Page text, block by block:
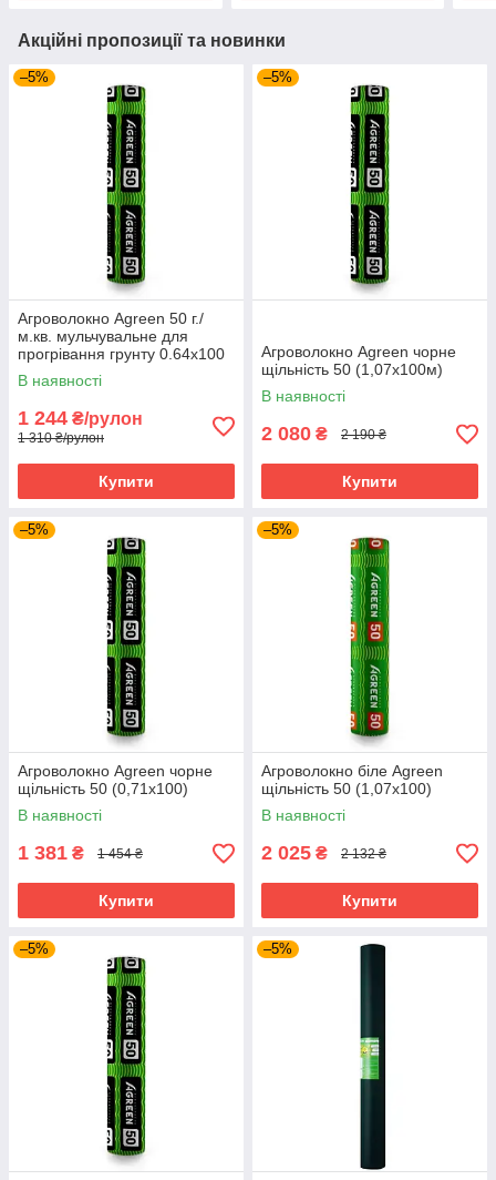
Акційні пропозиції та новинки
–5%
Агроволокно Agreen 50 г./
м.кв. мульчувальне для
прогрівання грунту 0.64х100
м Чорний
В наявності
1 244 ₴/рулон
1 310 ₴/рулон
Купити
–5%
Агроволокно Agreen чорне
щільність 50 (1,07х100м)
В наявності
2 080 ₴ 2 190 ₴
Купити
–5%
Агроволокно Agreen чорне
щільність 50 (0,71х100)
В наявності
1 381 ₴ 1 454 ₴
Купити
–5%
Агроволокно біле Agreen
щільність 50 (1,07х100)
В наявності
2 025 ₴ 2 132 ₴
Купити
–5% –5%